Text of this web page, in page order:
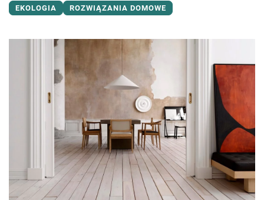
EKOLOGIA ROZWIĄZANIA DOMOWE